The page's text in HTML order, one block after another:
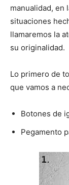
manualidad, en
situaciones
llamaremos la
su originalidad.
Lo primero de
que vamos a
Botones de
Pegamento